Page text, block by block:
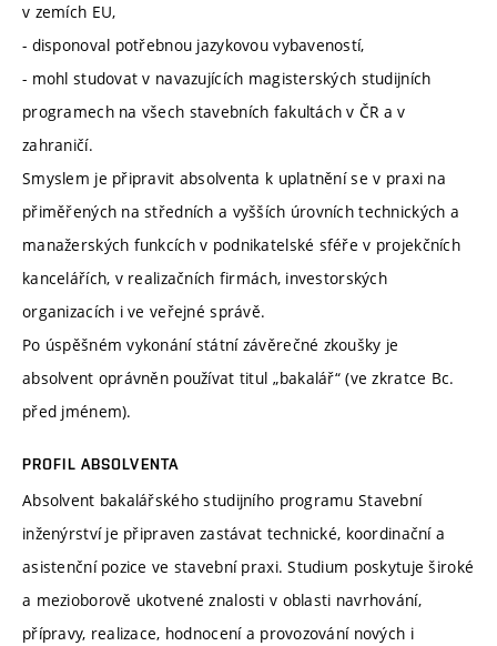
v zemích EU,
- disponoval potřebnou jazykovou vybaveností,
- mohl studovat v navazujících magisterských studijních
programech na všech stavebních fakultách v ČR a v
zahraničí.
Smyslem je připravit absolventa k uplatnění se v praxi na
přiměřených na středních a vyšších úrovních technických a
manažerských funkcích v podnikatelské sféře v projekčních
kancelářích, v realizačních firmách, investorských
organizacích i ve veřejné správě.
Po úspěšném vykonání státní závěrečné zkoušky je
absolvent oprávněn používat titul „bakalář“ (ve zkratce Bc.
před jménem).
PROFIL ABSOLVENTA
Absolvent bakalářského studijního programu Stavební
inženýrství je připraven zastávat technické, koordinační a
asistenční pozice ve stavební praxi. Studium poskytuje široké
a mezioborově ukotvené znalosti v oblasti navrhování,
přípravy, realizace, hodnocení a provozování nových i